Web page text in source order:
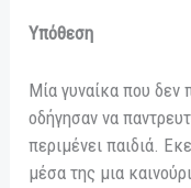
Υπόθεση
Μία γυναίκα που δεν
οδήγησαν να
περιμένει παιδιά.
μέσα της μια